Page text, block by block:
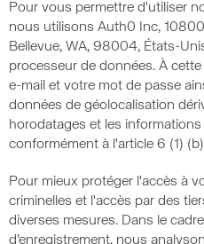
Pour vous permettre d'utiliser
nous utilisons Auth0 Inc,
Bellevue, WA, 98004, États-
processeur de données. À
e-mail et votre mot de passe
données de géolocalisation
horodatages et les informations
conformément à l'article 6 (1)
Pour mieux protéger l'accès à
criminelles et l'accès par des
diverses mesures. Dans le
d’enregistrement, nous